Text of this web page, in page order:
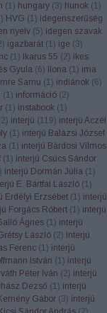
(1) hungary (3) hunok (1)
) HVG (1) idegenszerűség
nyelv (5) idegen szavak
) igazbarát (1) ige (3)
(1) Ikarus 55 (2) ikes
Gyula (6) Ilona (1) ima
Imre Samu (1) indiánok (6)
(1) információ (2)
(1) instabook (1)
2) interjú (119) interjú Aczél
(1) interjú Balázsi József
(1) interjú Bárdosi Vilmos
(1) interjú Csúcs Sándor
) interjú Dormán Júlia (1)
E. Bártfai László (1)
Erdélyi Erzsébet (1) interjú
Forgács Róbert (1) interjú
Ágnes (1) interjú
László (2) interjú
Ferenc (1) interjú
István (1) interjú
Péter Iván (2) interjú
Dezső (1) interjú
Gábor (3) interjú